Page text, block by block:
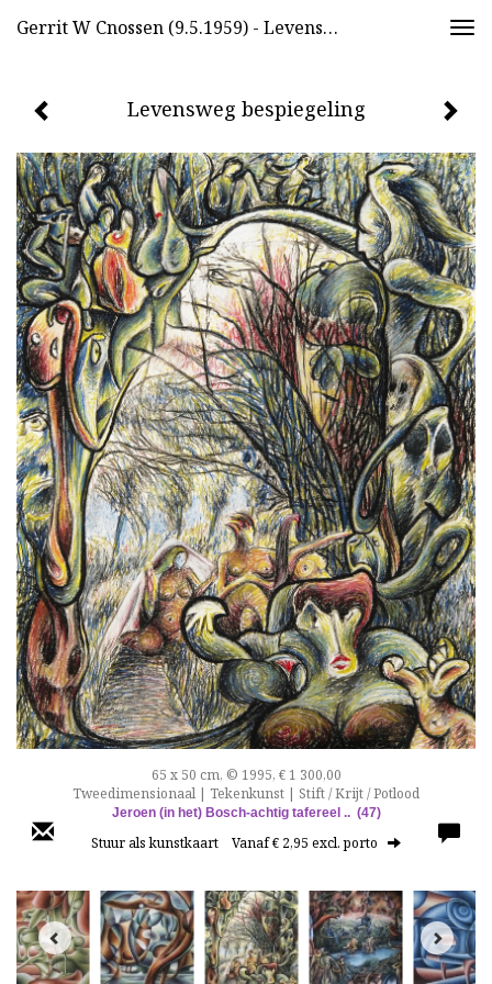
Gerrit W Cnossen (9.5.1959) - Levensweg Bespiegeling
Levensweg bespiegeling
65 x 50 cm, © 1995, € 1 300,00
Tweedimensionaal | Tekenkunst | Stift / Krijt / Potlood
Jeroen (in het) Bosch-achtig tafereel .. (47)
Stuur als kunstkaart Vanaf € 2,95 excl. porto